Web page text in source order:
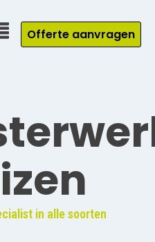
Offerte aanvragen
in alle soorten